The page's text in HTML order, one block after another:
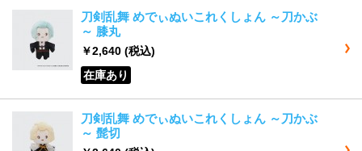
刀剣乱舞 めでぃぬいこれくしょん ～刀かぶ
～ 膝丸
￥2,640 (税込)
在庫あり
刀剣乱舞 めでぃぬいこれくしょん ～刀かぶ
～ 髭切